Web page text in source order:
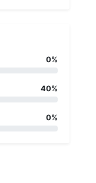
0%
40%
0%